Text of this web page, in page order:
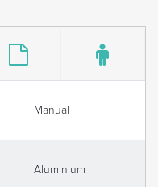
Manual
Aluminium